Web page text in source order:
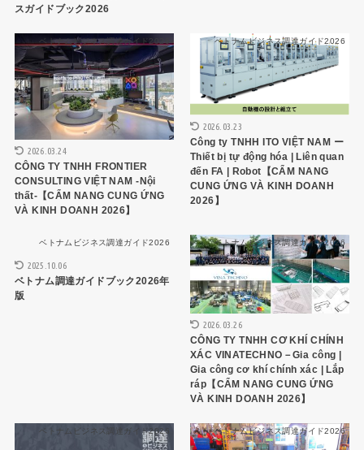
スガイドブック2026
ベトナムビジネス調達ガイド2026
2026.03.24
CÔNG TY TNHH FRONTIER
CONSULTING VIỆT NAM -Nội
thất-【CẨM NANG CUNG ỨNG
VÀ KINH DOANH 2026】
ベトナムビジネス調達ガイド2026
2026.03.23
Công ty TNHH ITO VIỆT NAM ー
Thiết bị tự động hóa | Liên quan
đến FA | Robot【CẨM NANG
CUNG ỨNG VÀ KINH DOANH
2026】
ベトナムビジネス調達ガイド2026
2025.10.06
ベトナム調達ガイドブック2026年
版
ベトナムビジネス調達ガイド2026
2026.03.26
CÔNG TY TNHH CƠ KHÍ CHÍNH
XÁC VINATECHNO－Gia công |
Gia công cơ khí chính xác | Lắp
ráp【CẨM NANG CUNG ỨNG
VÀ KINH DOANH 2026】
ベトナムビジネス調達ガイド2026 ベトナムビジネス調達ガイド2026